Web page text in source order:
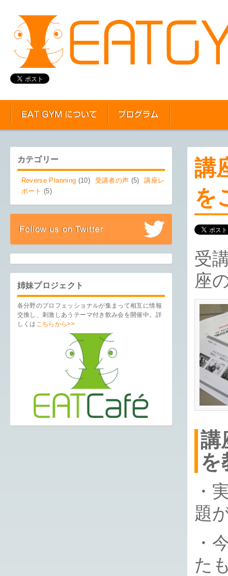
カテゴリー
Reverse Planning (10) 受講者の声 (5)
講座レ
ポート (5)
姉妹プロジェクト
各分野のプロフェッショナルが集まって相互に情報
交換し、刺激しあうテーマ付き飲み会を開催中。詳
しくは こちらから>>
講
を
受
座
講
を
・
題
・
た